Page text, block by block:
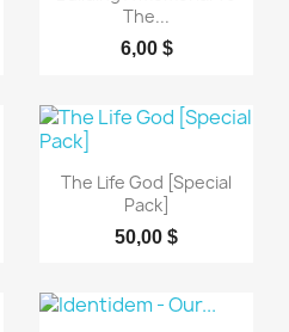
The...
6,00 $
 Aperçu rapide
The Life God [Special
Pack]
50,00 $